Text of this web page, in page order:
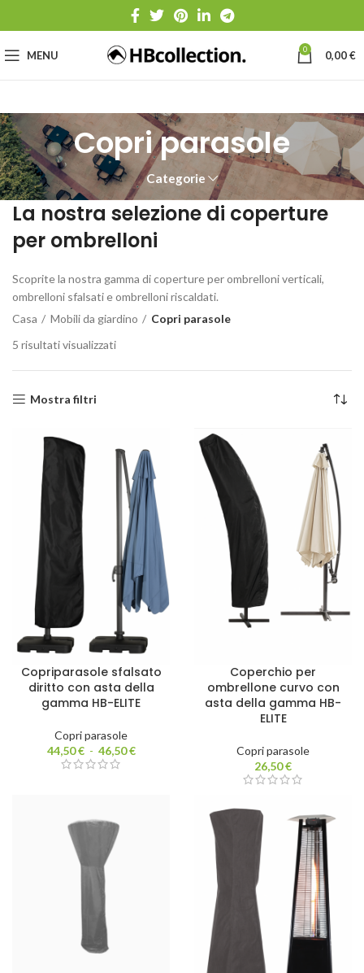
MENU 0 0,00€
Copri parasole
Categorie
La nostra selezione di coperture
per ombrelloni
Scoprite la nostra gamma di coperture per ombrelloni verticali,
ombrelloni sfalsati e ombrelloni riscaldati.
Casa
Mobili da giardino
Copri parasole
5 risultati visualizzati
Mostra filtri
Copriparasole sfalsato
diritto con asta della
gamma HB-ELITE
Copri parasole
44,50€ - 46,50€
Coperchio per
ombrellone curvo con
asta della gamma HB-
ELITE
Copri parasole
26,50€